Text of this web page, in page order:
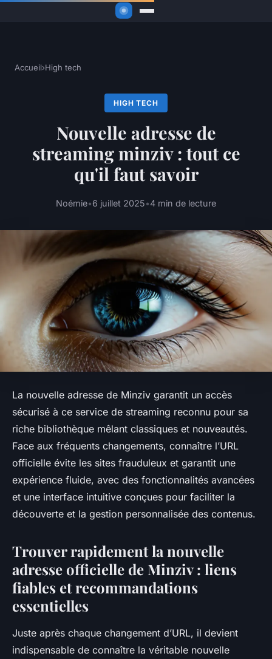
Accueil›High tech
HIGH TECH
Nouvelle adresse de
streaming minziv : tout ce
qu'il faut savoir
Noémie•6 juillet 2025•4 min de lecture
La nouvelle adresse de Minziv garantit un accès
sécurisé à ce service de streaming reconnu pour sa
riche bibliothèque mêlant classiques et nouveautés.
Face aux fréquents changements, connaître l’URL
officielle évite les sites frauduleux et garantit une
expérience fluide, avec des fonctionnalités avancées
et une interface intuitive conçues pour faciliter la
découverte et la gestion personnalisée des contenus.
Trouver rapidement la nouvelle
adresse officielle de Minziv : liens
fiables et recommandations
essentielles
Juste après chaque changement d’URL, il devient
indispensable de connaître la véritable nouvelle